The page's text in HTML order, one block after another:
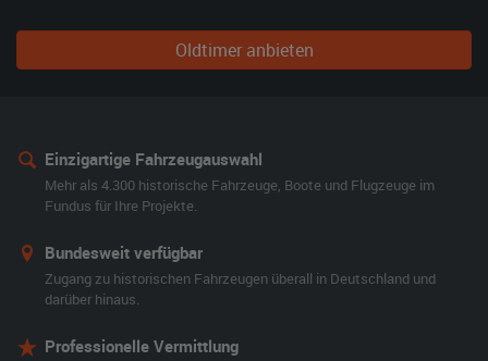
Oldtimer anbieten
Einzigartige Fahrzeugauswahl
Mehr als 4.300 historische Fahrzeuge, Boote und Flugzeuge im
Fundus für Ihre Projekte.
Bundesweit verfügbar
Zugang zu historischen Fahrzeugen überall in Deutschland und
darüber hinaus.
Professionelle Vermittlung